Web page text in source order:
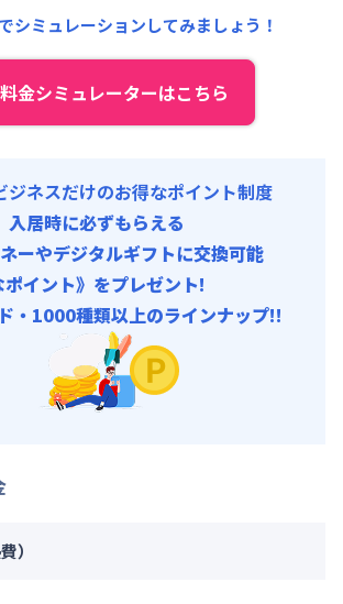
シミュレーションしてみましょう！
金シミュレーターはこちら
ジネスだけのお得なポイント制度
入居時に必ずもらえる
ネーやデジタルギフトに交換可能
ポイント》をプレゼント!
・1000種類以上のラインナップ!!
）